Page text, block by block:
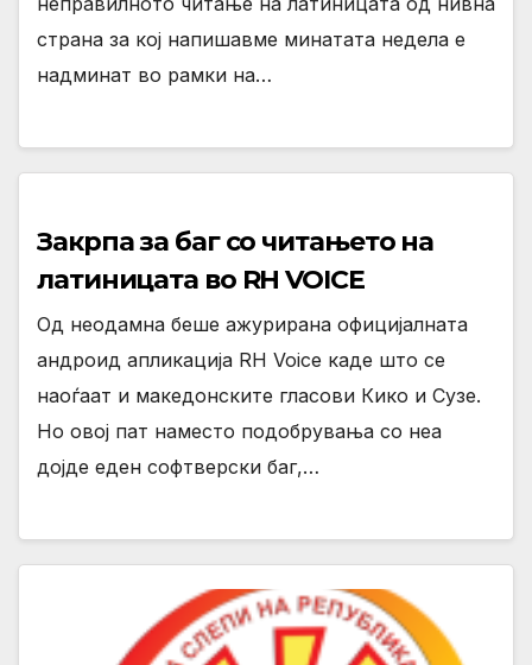
страна за кој напишавме минатата недела е
надминат во рамки на…
Закрпа за баг со читањето на
латиницата во RH VOICE
Од неодамна беше ажурирана официјалната
андроид апликација RH Voice каде што се
наоѓаат и македонските гласови Кико и Сузе.
Но овој пат наместо подобрувања со неа
дојде еден софтверски баг,…